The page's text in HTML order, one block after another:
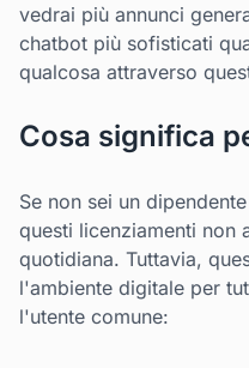
vedrai più annunci
chatbot più sofisticati
qualcosa attraverso
Cosa significa
Se non sei un
questi licenziamenti non
quotidiana. Tuttavia,
l'ambiente digitale per
l'utente comune: